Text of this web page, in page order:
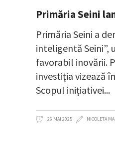
Primăria Seini
Primăria Seini a
inteligentă Seini”,
favorabil inovării.
investiția vizează
Scopul inițiativei
26 MAI 2025 NICOLETA